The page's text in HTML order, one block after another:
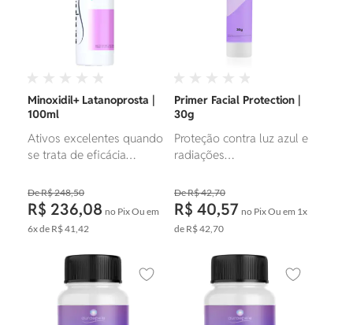
Minoxidil+ Latanoprosta |
100ml
Ativos excelentes quando
se trata de eficácia
crescimento dos fios.
R$ 248,50
R$ 236,08 no PixOu em
6xde R$ 41,42
Primer Facial Protection |
30g
Proteção contra luz azul e
radiações
efeito clareador.
R$ 42,70
R$ 40,57 no PixOu em 1x
de R$ 42,70
Adicionar aos favoritos Adicionar